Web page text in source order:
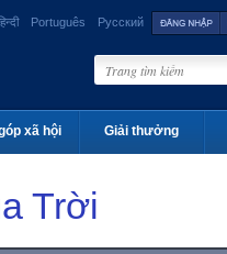
Português Русский
xã hội Giải thưởng
Trời